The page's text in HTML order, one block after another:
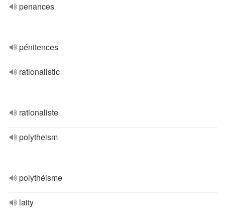
penances
pénitences
rationalistic
rationaliste
polytheism
polythéisme
laity